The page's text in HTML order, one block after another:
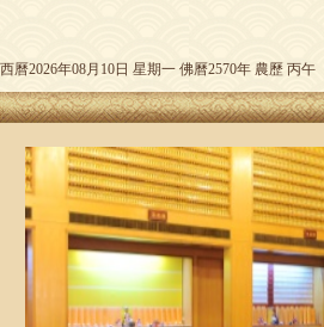
西曆2026年08月10日 星期一 佛曆2570年 農歷 丙午